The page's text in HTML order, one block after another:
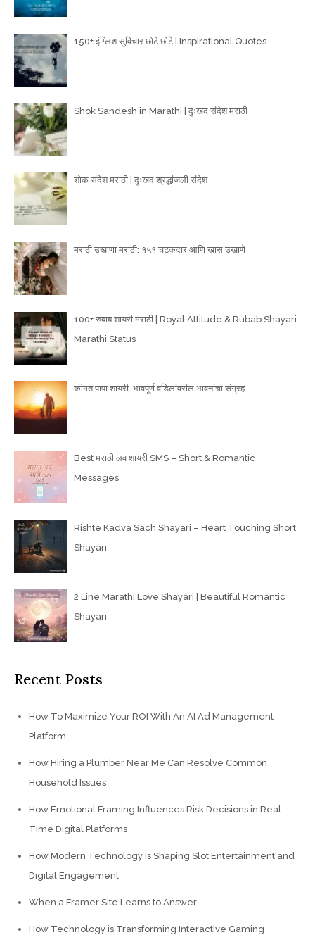
150+ इंग्लिश सुविचार छोटे छोटे | Inspirational Quotes
Shok Sandesh in Marathi | दुःखद संदेश मराठी
शोक संदेश मराठी | दुःखद श्रद्धांजली संदेश
मराठी उखाणा मराठी: १५१ चटकदार आणि खास उखाणे
100+ रुबाब शायरी मराठी | Royal Attitude & Rubab Shayari
Marathi Status
कीमत पापा शायरी: भावपूर्ण वडिलांवरील भावनांचा संग्रह
Best मराठी लव शायरी SMS – Short & Romantic
Messages
Rishte Kadva Sach Shayari – Heart Touching Short
Shayari
2 Line Marathi Love Shayari | Beautiful Romantic
Shayari
Recent Posts
How To Maximize Your ROI With An AI Ad Management
Platform
How Hiring a Plumber Near Me Can Resolve Common
Household Issues
How Emotional Framing Influences Risk Decisions in Real-
Time Digital Platforms
How Modern Technology Is Shaping Slot Entertainment and
Digital Engagement
When a Framer Site Learns to Answer
How Technology is Transforming Interactive Gaming